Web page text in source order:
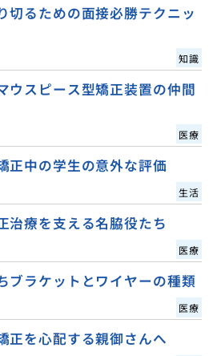
切るための面接必勝テクニッ
知識
ウスピース型矯正装置の仲間
医療
正中の学生の意外な評価
生活
治療を支える名脇役たち
医療
ブラケットとワイヤーの種類
医療
正を心配する親御さんへ